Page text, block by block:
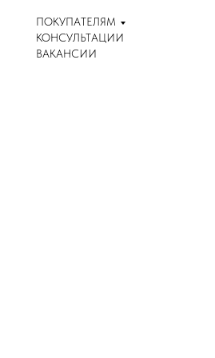
ПОКУПАТЕЛЯМ
КОНСУЛЬТАЦИИ
ВАКАНСИИ